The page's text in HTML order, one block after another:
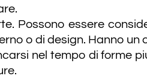
Possono essere
o di design. Hanno un
nel tempo di forme